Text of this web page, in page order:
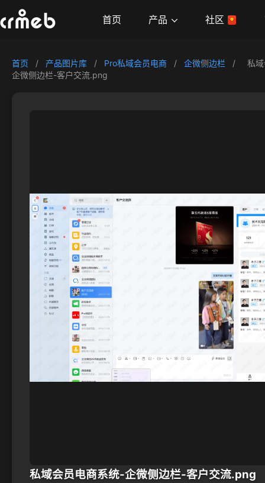
首页 产品 社区
首页 / 产品图片库 / Pro私域会员电商 / 企微侧边栏 /
私
企微侧边栏-客户交流.png
私域会员电商系统-企微侧边栏-客户交流.png